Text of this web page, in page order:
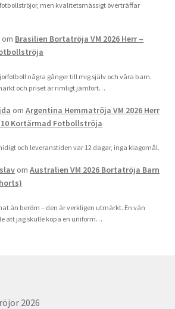
men kvalitetsmässigt överträffar
om Brasilien Bortatröja VM 2026 Herr –
några gånger till mig själv och våra barn.
och priset är rimligt jämfört…
omArgentina Hemmatröja VM 2026 Herr
Kortärmad Fotbollströja
och leveranstiden var 12 dagar, inga klagomål.
omAustralien VM 2026 Bortatröja Barn
än beröm – den är verkligen utmärkt. En vän
att jag skulle köpa en uniform…
2026